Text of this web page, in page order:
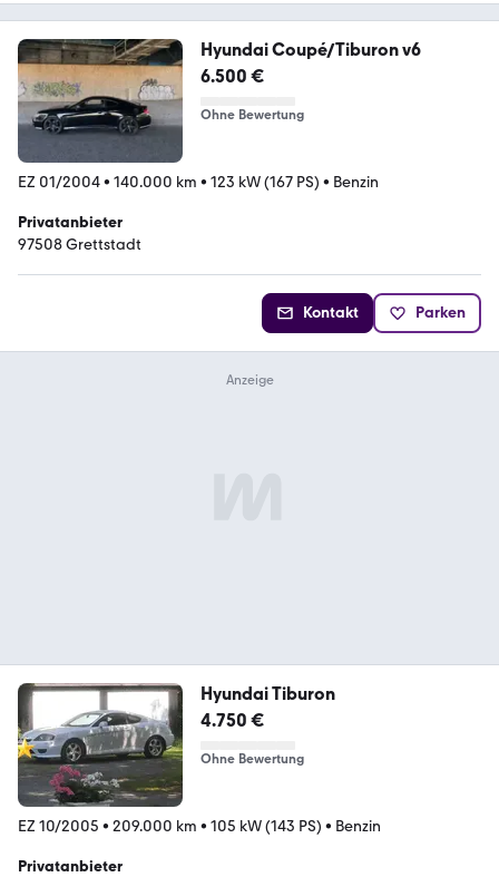
Hyundai Coupé/Tiburon v6
6.500 €
Ohne Bewertung
EZ 01/2004• 140.000 km • 123 kW (167 PS) • Benzin
Privatanbieter
97508 Grettstadt
Kontakt Parken
Hyundai Tiburon
4.750 €
Ohne Bewertung
EZ 10/2005 • 209.000 km • 105 kW (143 PS) • Benzin
Privatanbieter